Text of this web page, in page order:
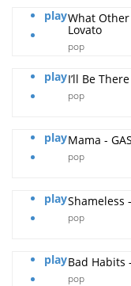
playWhat Other
Lovato
pop
playI’ll Be
pop
playMama -
pop
playShameless
pop
playBad Habits
pop